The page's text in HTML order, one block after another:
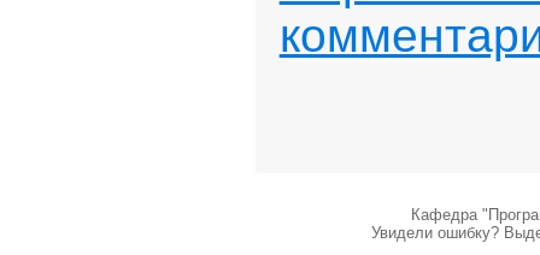
Кафедра
Увидели ошибку?